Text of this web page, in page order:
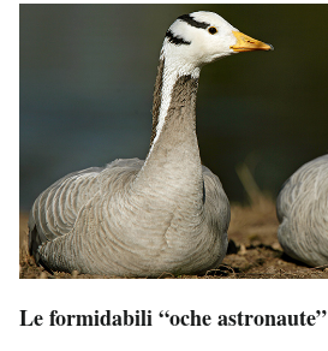
Notifiche mobile
Regala il Post
Hai bisogno di aiuto?
Le formidabili “oche astronaute”